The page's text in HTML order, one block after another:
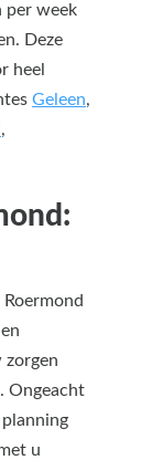
per week
Deze
heel
Geleen,
,
zorgen
Ongeacht
u